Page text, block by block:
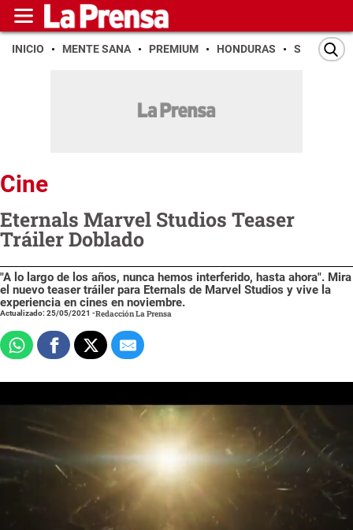
INICIO MENTE SANA PREMIUM HONDURAS SAN PEDRO
Cine
Eternals Marvel Studios Teaser
Tráiler Doblado
"A lo largo de los años, nunca hemos interferido, hasta ahora". Mira
el nuevo teaser tráiler para Eternals de Marvel Studios y vive la
experiencia en cines en noviembre.
Actualizado: 25/05/2021 -Redacción La Prensa